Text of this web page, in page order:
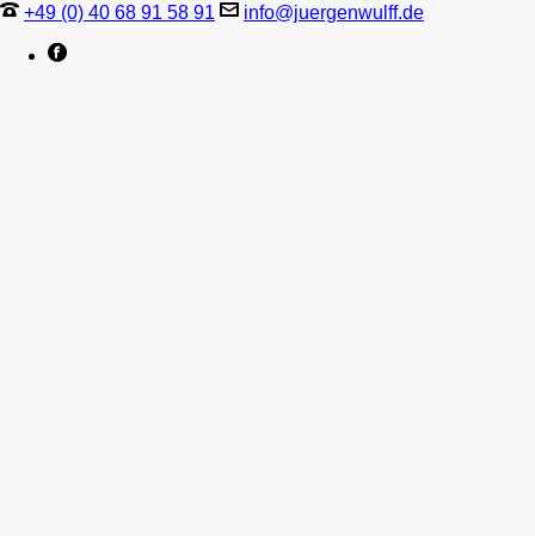
+49 (0) 40 68 91 58 91 info@juergenwulff.de